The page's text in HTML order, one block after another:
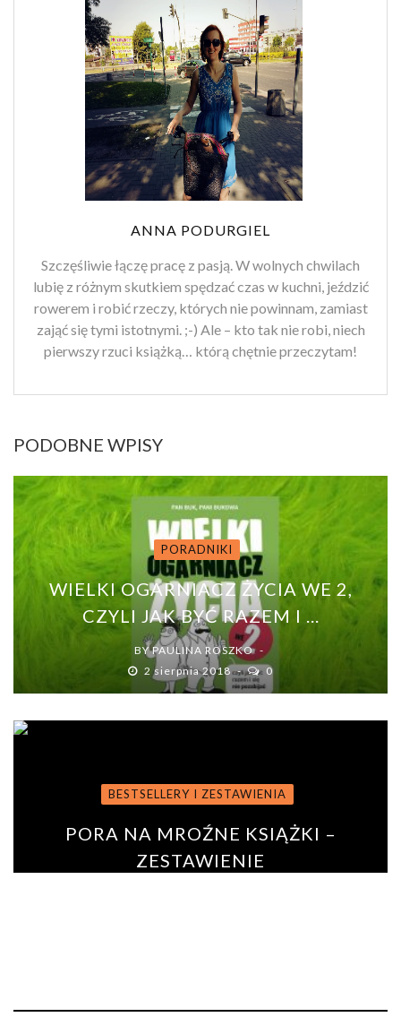
ANNA PODURGIEL
Szczęśliwie łączę pracę z pasją. W wolnych chwilach
lubię z różnym skutkiem spędzać czas w kuchni, jeździć
rowerem i robić rzeczy, których nie powinnam, zamiast
zająć się tymi istotnymi. ;-) Ale – kto tak nie robi, niech
pierwszy rzuci książką… którą chętnie przeczytam!
PODOBNE WPISY
PORADNIKI
WIELKI OGARNIACZ ŻYCIA WE 2,
CZYLI JAK BYĆ RAZEM I ...
BYPAULINA ROSZKO
2 sierpnia 2018
0
BESTSELLERY I ZESTAWIENIA
PORA NA MROŹNE KSIĄŻKI –
ZESTAWIENIE